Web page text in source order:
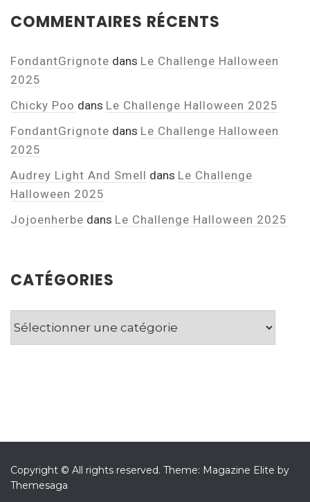
COMMENTAIRES RÉCENTS
FondantGrignote dans Le Challenge Halloween
2025
Chicky Poo dans Le Challenge Halloween 2025
FondantGrignote dans Le Challenge Halloween
2025
Audrey Light And Smell dans Le Challenge
Halloween 2025
Jojoenherbe dans Le Challenge Halloween 2025
CATÉGORIES
Copyright © All rights reserved. Theme: Magazine Elite by
Themesaga